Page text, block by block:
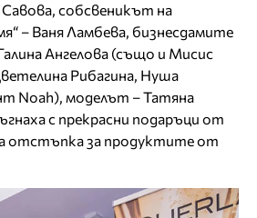
собсвеникът на
– Ваня Ламбева, бизнесдамите
Ангелова (също и Мисис
Рибагина, Нуша
Noаh), моделът – Татяна
с прекрасни подаръци от
отстъпка за продуктите от